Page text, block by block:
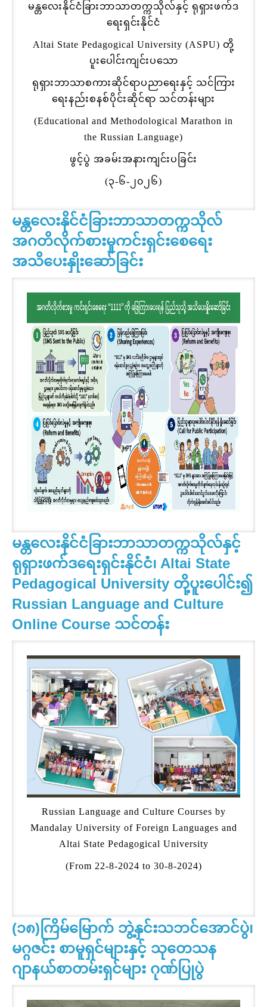
မန္တလေးနိုင်ငံခြားဘာသာတက္ကသိုလ်နှင့် ရုရှားဖက်ဒ
ရေးရှင်းနိုင်ငံ
Altai State Pedagogical University (ASPU) တို့
ပူးပေါင်းကျင်းပသော
ရုရှားဘာသာစကားဆိုင်ရာပညာရေးနှင့် သင်ကြား
ရေးနည်းစနစ်ပိုင်းဆိုင်ရာ သင်တန်းများ
(Educational and Methodological Marathon in
the Russian Language)
ဖွင့်ပွဲ အခမ်းအနားကျင်းပခြင်း
(၃-၆-၂၀၂၆)
မန္တလေးနိုင်ငံခြားဘာသာတက္ကသိုလ်
အဂတိလိုက်စားမှုကင်းရှင်းစေရေး
အသိပေးနှိုးဆော်ခြင်း
မန္တလေးနိုင်ငံခြားဘာသာတက္ကသိုလ်နှင့်
ရုရှားဖက်ဒရေးရှင်းနိုင်ငံ၊ Altai State
Pedagogical University တို့ပူးပေါင်း၍
Russian Language and Culture
Online Course သင်တန်း
Russian Language and Culture Courses by
Mandalay University of Foreign Languages and
Altai State Pedagogical University
(From 22-8-2024 to 30-8-2024)
(၁၈)ကြိမ်မြောက် ဘွဲ့နှင်းသဘင်အောင်ပွဲ၊
မဂ္ဂဇင်း စာမူရှင်များနှင့် သုတေသန
ဂျာနယ်စာတမ်းရှင်များ ဂုဏ်ပြုပွဲ